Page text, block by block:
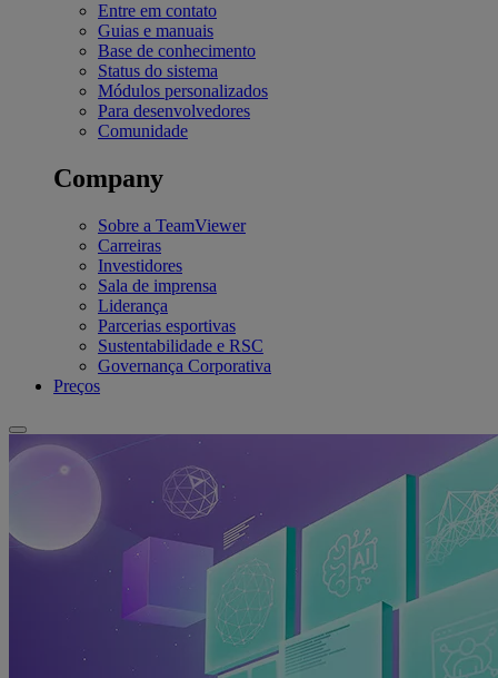
Entre em contato
Guias e manuais
Base de conhecimento
Status do sistema
Módulos personalizados
Para desenvolvedores
Comunidade
Company
Sobre a TeamViewer
Carreiras
Investidores
Sala de imprensa
Liderança
Parcerias esportivas
Sustentabilidade e RSC
Governança Corporativa
Preços